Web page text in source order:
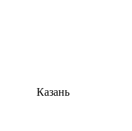
Казань